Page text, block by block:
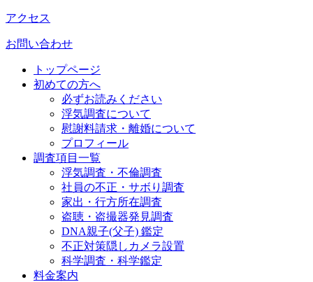
アクセス
お問い合わせ
トップページ
初めての方へ
必ずお読みください
浮気調査について
慰謝料請求・離婚について
プロフィール
調査項目一覧
浮気調査・不倫調査
社員の不正・サボり調査
家出・行方所在調査
盗聴・盗撮器発見調査
DNA親子(父子) 鑑定
不正対策隠しカメラ設置
科学調査・科学鑑定
料金案内